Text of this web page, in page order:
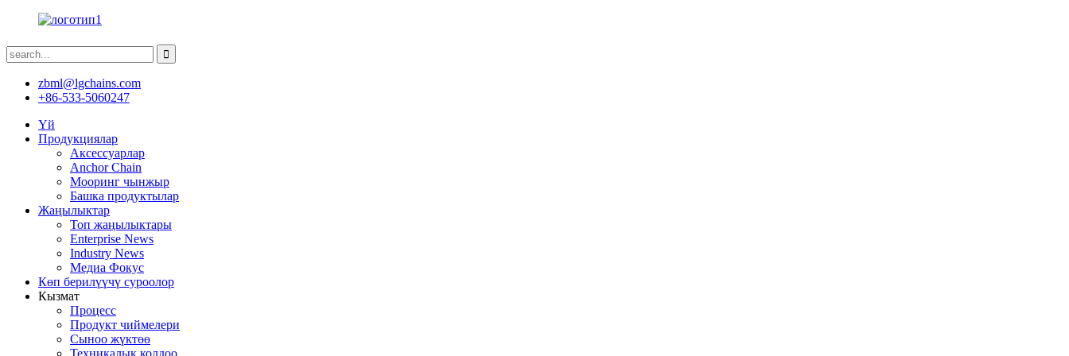
zbml@lgchains.com
+86-533-5060247
Үй
Продукциялар
Аксессуарлар
Anchor Chain
Мооринг чынжыр
Башка продуктылар
Жаңылыктар
Топ жаңылыктары
Enterprise News
Industry News
Медиа Фокус
Көп берилүүчү суроолор
Кызмат
Процесс
Продукт чиймелери
Сыноо жүктөө